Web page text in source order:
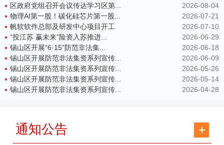
2026-08-04
区政府党组召开会议传达学习区第...
2026-07-21
物理AI第一股！碳化硅芯片第一股...
2026-07-10
帆软软件总部及研发中心项目开工
2026-06-29
“投江苏 赢未来”险资入苏推进...
2026-06-18
锡山区开展“6·15”防范非法集...
2026-06-09
锡山区开展防范非法集资系列宣传...
2026-05-26
锡山区开展防范非法集资系列宣传...
2026-05-14
锡山区开展防范非法集资系列宣传...
2026-04-28
锡山区开展防范非法集资系列宣传...
通知公告